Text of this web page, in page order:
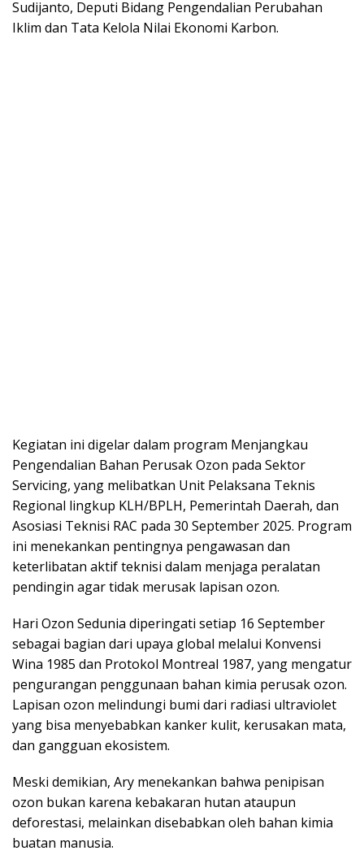
Sudijanto, Deputi Bidang Pengendalian Perubahan
Iklim dan Tata Kelola Nilai Ekonomi Karbon.
Kegiatan ini digelar dalam program Menjangkau
Pengendalian Bahan Perusak Ozon pada Sektor
Servicing, yang melibatkan Unit Pelaksana Teknis
Regional lingkup KLH/BPLH, Pemerintah Daerah, dan
Asosiasi Teknisi RAC pada 30 September 2025. Program
ini menekankan pentingnya pengawasan dan
keterlibatan aktif teknisi dalam menjaga peralatan
pendingin agar tidak merusak lapisan ozon.
Hari Ozon Sedunia diperingati setiap 16 September
sebagai bagian dari upaya global melalui Konvensi
Wina 1985 dan Protokol Montreal 1987, yang mengatur
pengurangan penggunaan bahan kimia perusak ozon.
Lapisan ozon melindungi bumi dari radiasi ultraviolet
yang bisa menyebabkan kanker kulit, kerusakan mata,
dan gangguan ekosistem.
Meski demikian, Ary menekankan bahwa penipisan
ozon bukan karena kebakaran hutan ataupun
deforestasi, melainkan disebabkan oleh bahan kimia
buatan manusia.